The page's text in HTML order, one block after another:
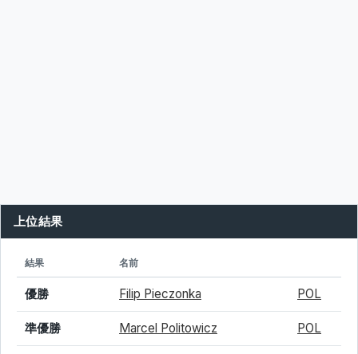
上位結果
結果 名前
優勝 Filip Pieczonka POL
準優勝 Marcel Politowicz POL